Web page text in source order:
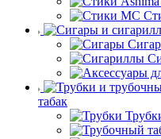
табак